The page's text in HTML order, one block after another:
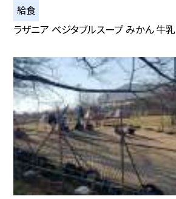
給食
ラザニア ベジタブルスープ みかん 牛乳